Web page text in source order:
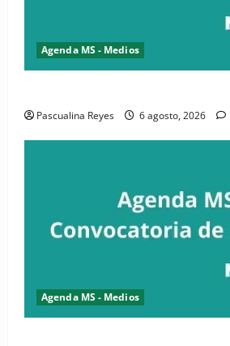
Agenda MS - Medios
Pascualina Reyes 6 agosto, 2026
Agenda MS - Medios